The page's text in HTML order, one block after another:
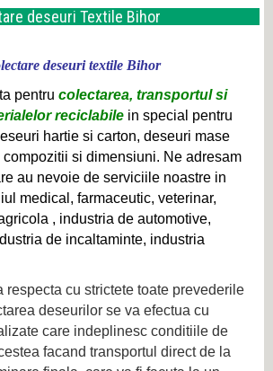
deseuri Textile Bihor
deseuri textile Bihor
pentru colectarea, transportul si
reciclabile in special pentru
hartie si carton, deseuri mase
si dimensiuni. Ne adresam
au nevoie de serviciile noastre in
medical, farmaceutic, veterinar,
, industria de automotive,
de incaltaminte, industria
respecta cu strictete toate prevederile
deseurilor se va efectua cu
care indeplinesc conditiile de
facand transportul directde la